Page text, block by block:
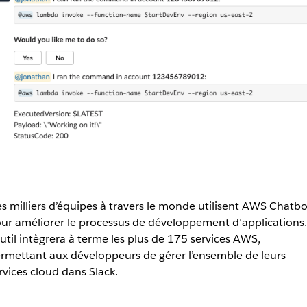
milliers d’équipes à travers le monde utilisent AWS
améliorer le processus de développement d’applications.
intègrera à terme les plus de 175 services AWS,
aux développeurs de gérer l’ensemble de leurs
cloud dans Slack.